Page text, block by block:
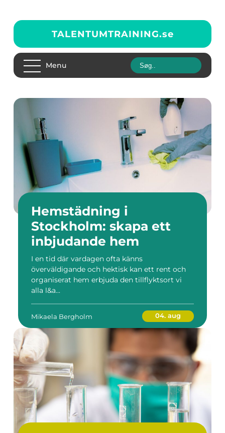
TALENTUMTRAINING.se
Menu
Hemstädning i
Stockholm: skapa ett
inbjudande hem
I en tid där vardagen ofta känns
överväldigande och hektisk kan ett rent och
organiserat hem erbjuda den tillflyktsort vi
alla l&a...
Mikaela Bergholm 04. aug